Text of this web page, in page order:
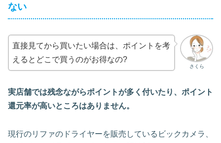
ない
さくら
直接見てから買いたい場合は、ポイントを考
えるとどこで買うのがお得なの?
実店舗では残念ながらポイントが多く付いたり、ポイント
還元率が高いところはありません。
現行のリファのドライヤーを販売しているビックカメラ、